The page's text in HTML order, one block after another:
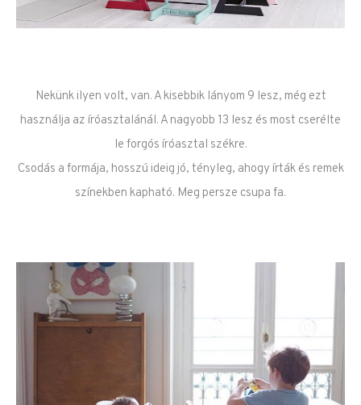
Nekünk ilyen volt, van. A kisebbik lányom 9 lesz, még ezt
használja az íróasztalánál. A nagyobb 13 lesz és most cserélte
le forgós íróasztal székre.
Csodás a formája, hosszú ideig jó, tényleg, ahogy írták és remek
színekben kapható. Meg persze csupa fa.